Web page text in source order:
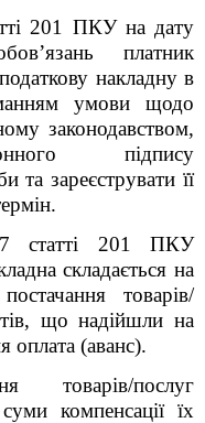
201 ПКУ на дату
платник
накладну в
умови щодо
законодавством,
підпису
та зареєструвати її
статті 201 ПКУ
складається на
товарів/
що надійшли на
оплата (аванс).
товарів/послуг
компенсації їх